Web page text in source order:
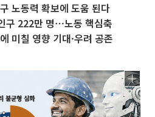
노동력 확보에 도움 된다
구 222만 명⋯노동 핵심축
미칠 영향 기대·우려 공존